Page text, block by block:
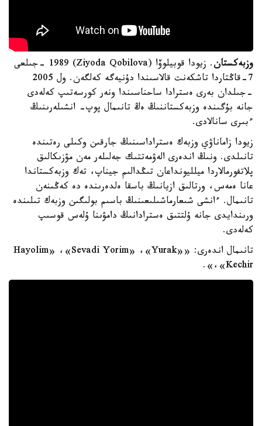
وزبەكستان
. زيودا قوبيلوۆا (Ziyoda Qobilova) 1989 -جىلعى
7-قاڭتاردا تاشكەنت قالاسىندا دۇنيەگە كەلگەن. ول 2005
-جىلدان بەرى ەسترادا ساحناسىندا ونەر كورسەتىپ كەلەدى
جانە بۇگىندە وزبەكستاننىڭ ەڭ تانىمال پوپ- انشىلەرىنىڭ
ءبىرى سانالادى.
زيودا زاماناۋي وزبەك ەستراداسىنىڭ جارقىن وكىلى رەتىندە
تانىلدى. ونىڭ اندەرى الەۋمەتتىك جەلىلەر مەن مۋزىكالىق
پلاتفورمالاردا ميلليونداعان تىڭدالىم جيناپ، تەك وزبەكستاندا
عانا ەمەس، ورتالىق ازيانىڭ باسقا ەلدەرىندە دە كەڭىنەن
تانىمال. ءانشى شىعارماشىلىعىنىڭ باسىم بولىگىن وزبەك تىلىندە
ورىندايدى جانە ۇلتتىق ەسترادانىڭ دامۋىنا ۇلەس قوسىپ
كەلەدى.
تانىمال اندەرى: «Hayolim» ،«Sevadi Yorim» ،«Yurak»
،«Kechir».